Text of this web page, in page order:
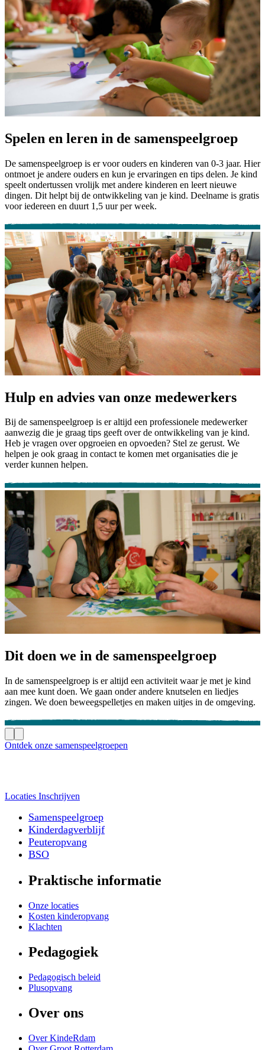
Spelen en leren in de samenspeelgroep
De samenspeelgroep is er voor ouders en kinderen van 0-3 jaar. Hier
ontmoet je andere ouders en kun je ervaringen en tips delen. Je kind
speelt ondertussen vrolijk met andere kinderen en leert nieuwe
dingen. Dit helpt bij de ontwikkeling van je kind. Deelname is gratis
voor iedereen en duurt 1,5 uur per week.
Hulp en advies van onze medewerkers
Bij de samenspeelgroep is er altijd een professionele medewerker
aanwezig die je graag tips geeft over de ontwikkeling van je kind.
Heb je vragen over opgroeien en opvoeden? Stel ze gerust. We
helpen je ook graag in contact te komen met organisaties die je
verder kunnen helpen.
Dit doen we in de samenspeelgroep
In de samenspeelgroep is er altijd een activiteit waar je met je kind
aan mee kunt doen. We gaan onder andere knutselen en liedjes
zingen. We doen beweegspelletjes en maken uitjes in de omgeving.
Ontdek onze samenspeelgroepen
Locaties Inschrijven
Samenspeelgroep
Kinderdagverblijf
Peuteropvang
BSO
Praktische informatie
Onze locaties
Kosten kinderopvang
Klachten
Pedagogiek
Pedagogisch beleid
Plusopvang
Over ons
Over KindeRdam